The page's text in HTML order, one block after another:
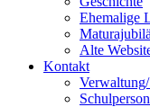
Ehemalige
Alte
Kontakt